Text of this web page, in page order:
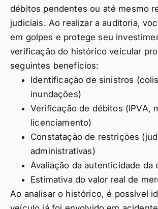
débitos pendentes ou até mesmo
judiciais. Ao realizar a auditoria,
em golpes e protege seu
verificação do histórico veicular
seguintes benefícios:
Identificação de sinistros
inundações)
Verificação de débitos (IPVA,
licenciamento)
Constatação de restrições
administrativas)
Avaliação da autenticidade da
Estimativa do valor real de
Ao analisar o histórico, é possível